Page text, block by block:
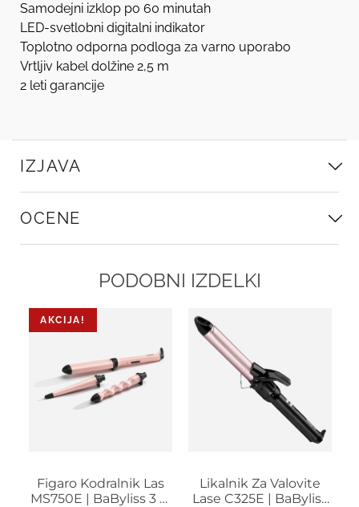
Samodejni izklop po 60 minutah
LED-svetlobni digitalni indikator
Toplotno odporna podloga za varno uporabo
Vrtljiv kabel dolžine 2,5 m
2 leti garancije
IZJAVA
OCENE
PODOBNI IZDELKI
Figaro Kodralnik Las
MS750E | BaByliss 3 U
AKCIJA!
Likalnik Za Valovite
Lase C325E | BaByliss